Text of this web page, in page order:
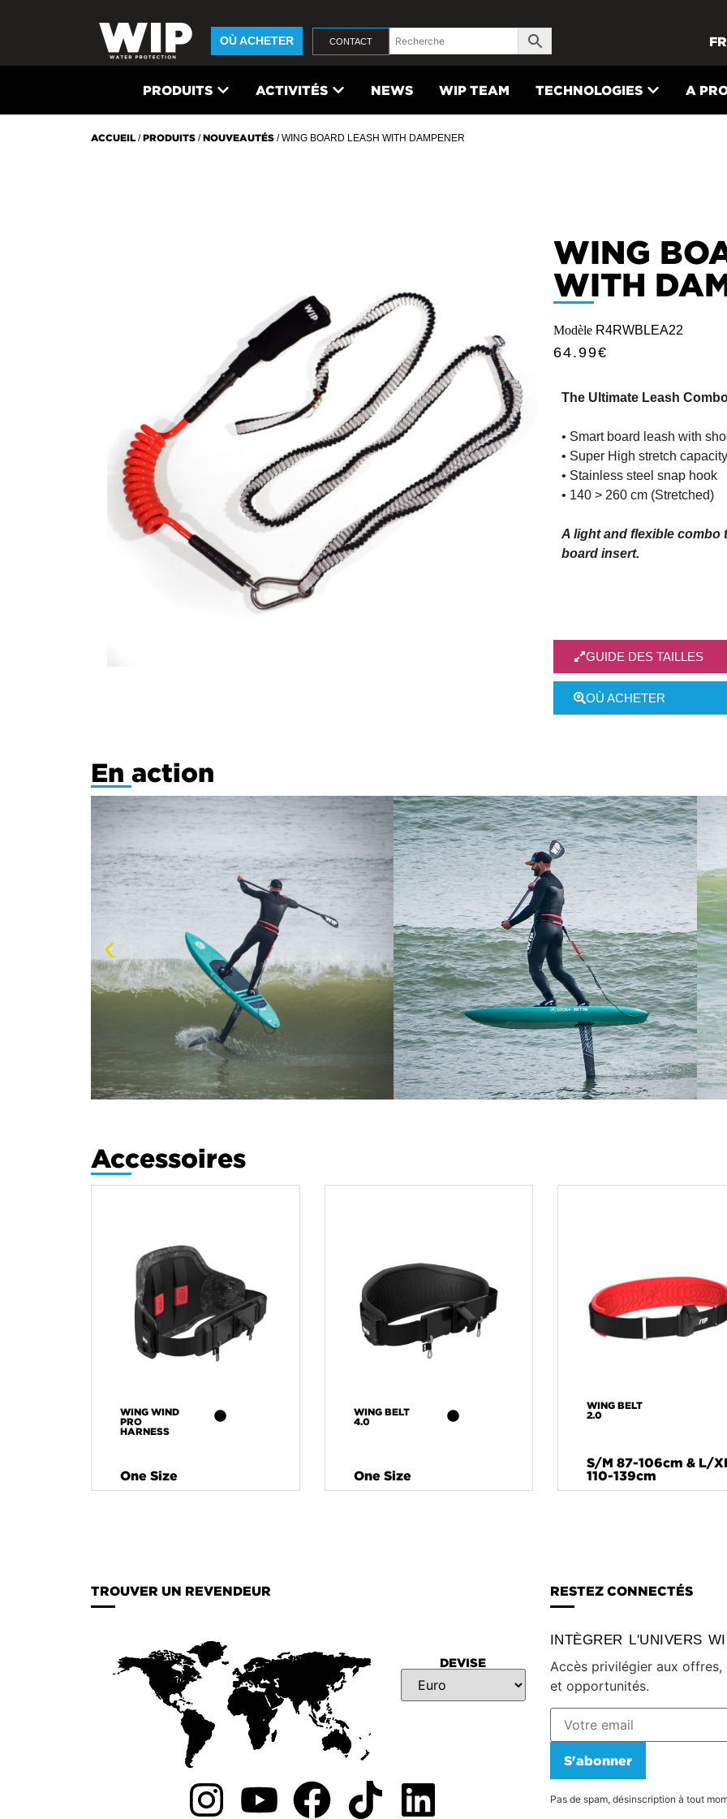
OÙ ACHETER CONTACT FR
PRODUITS ACTIVITÉS NEWS WIP TEAM TECHNOLOGIES A
ACCUEIL/PRODUITS /NOUVEAUTÉS / WING BOARD LEASH WITH DAMPENER
WING
WITH
Modèle R4RWBLEA22
64.99€
The Ultimate Leash
• Smart board leash with
• Super High stretch capacity
• Stainless steel snap hook
• 140 > 260 cm (Stretched)
A light and flexible
board insert.
GUIDE DES TAILLES
OÙ ACHETER
En action
Accessoires
WING WIND
PRO
HARNESS
One Size
WING BELT
4.0
One Size
WING BELT
2.0
S/M 87-106cm & L/
110-139cm
TROUVER UN REVENDEUR
DEVISE
RESTEZ CONNECTÉS
INTÈGRER L'UNIVERS
Accès privilégier aux offres,
et opportunités.
S'abonner
Pas de spam, désinscription à tout